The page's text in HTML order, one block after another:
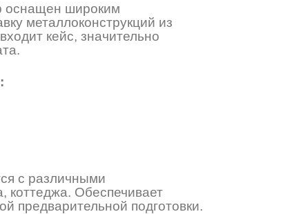
оснащен широким
металлоконструкций из
кейс, значительно
с различными
коттеджа. Обеспечивает
предварительной подготовки.